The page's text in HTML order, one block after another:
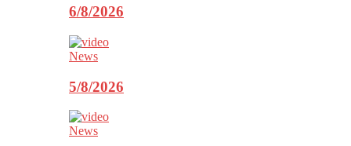
6/8/2026
News
5/8/2026
News